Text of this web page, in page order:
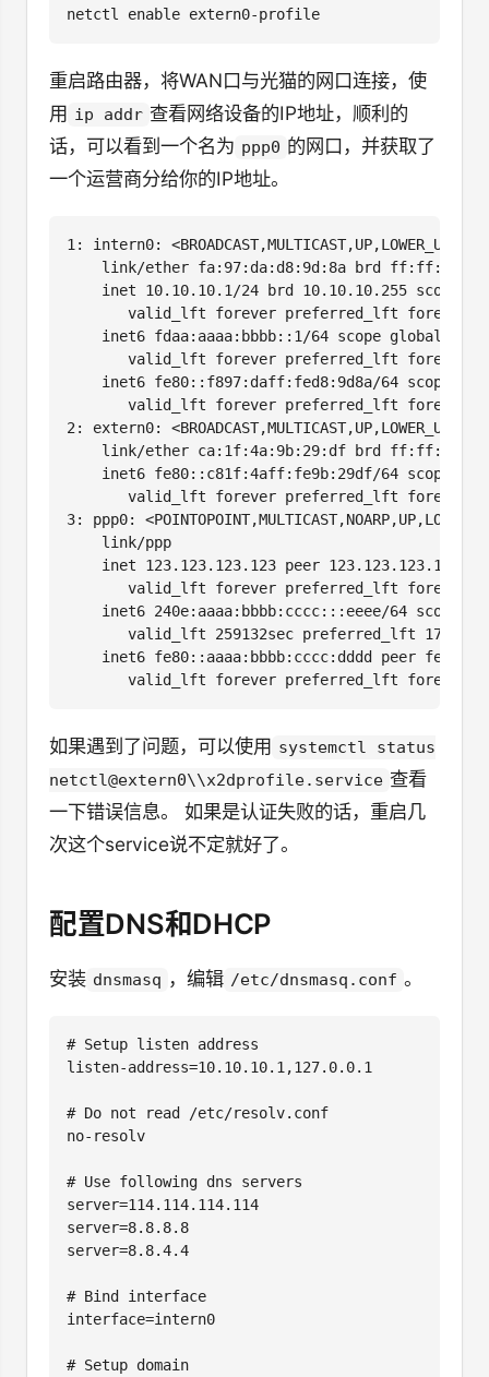
重启路由器，将WAN口与光猫的网口连接，使
用 ip addr 查看网络设备的IP地址，顺利的
话，可以看到一个名为 ppp0 的网口，并获取了
一个运营商分给你的IP地址。
1: intern0:
link/ether fa:97:da:d8:9d:8a brd
inet 10.10.10.1/24 brd 10.10.10.255 scope
       valid_lft forever preferred_lft forever
inet6 fdaa:aaaa:bbbb::1/64 scope global
       valid_lft forever preferred_lft forever
inet6 fe80::f897:daff:fed8:9d8a/64 scope
       valid_lft forever preferred_lft forever
2: extern0:
link/ether ca:1f:4a:9b:29:df brd
inet6 fe80::c81f:4aff:fe9b:29df/64 scope
       valid_lft forever preferred_lft forever
3: ppp0:
    link/ppp
inet 123.123.123.123 peer 123.123.123.1/32
       valid_lft forever preferred_lft forever
inet6 240e:aaaa:bbbb:cccc:::eeee/64 scope
valid_lft 259132sec preferred_lft
inet6 fe80::aaaa:bbbb:cccc:dddd peer
如果遇到了问题，可以使用 systemctl status
netctl@extern0\\x2dprofile.service 查看
一下错误信息。 如果是认证失败的话，重启几
次这个service说不定就好了。
配置DNS和DHCP
安装 dnsmasq ，编辑 /etc/dnsmasq.conf 。
# Setup listen address
listen-address=10.10.10.1,127.0.0.1
# Do not read /etc/resolv.conf
no-resolv
# Use following dns servers
server=114.114.114.114
server=8.8.8.8
server=8.8.4.4
# Bind interface
interface=intern0
# Setup domain